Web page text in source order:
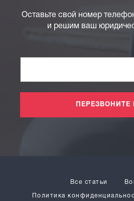
Оставьте свой номер
и решим ваш
ПЕРЕЗВОНИТЕ
Все статьи
Политика